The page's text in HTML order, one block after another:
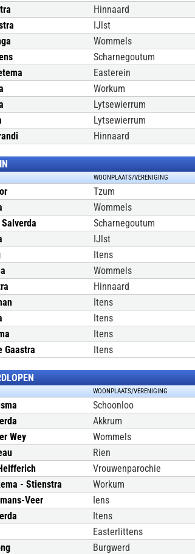
Hinnaard
IJlst
Wommels
Scharnegoutum
Easterein
Workum
Lytsewierrum
Lytsewierrum
Hinnaard
WOONPLAATS/VERENIGING
Tzum
Wommels
Scharnegoutum
IJlst
Itens
Wommels
Hinnaard
Itens
Itens
Itens
Gaastra Itens
WOONPLAATS/VERENIGING
Schoonloo
Akkrum
Wey Wommels
Rien
Vrouwenparochie
- Stienstra Workum
Veer Iens
Itens
Easterlittens
Burgwerd